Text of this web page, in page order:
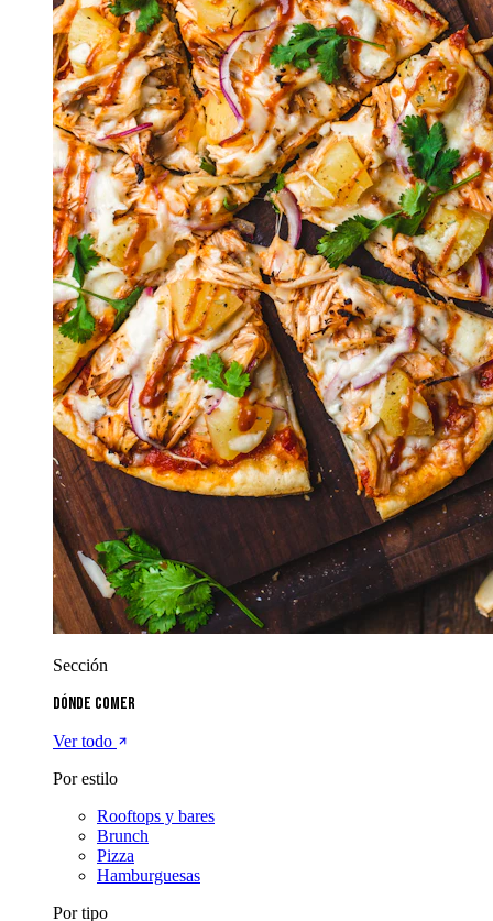
Sección
Dónde comer
Ver todo
Por estilo
Rooftops y bares
Brunch
Pizza
Hamburguesas
Por tipo